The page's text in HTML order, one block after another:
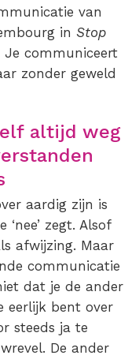
van
in Stop
communiceert
zonder geweld
altijd weg
aardig zijn is
zegt. Alsof
afwijzing. Maar
communicatie
dat je de ander
eerlijk bent over
steeds ja te
De ander